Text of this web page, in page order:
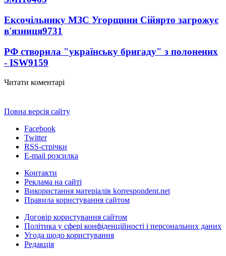
Ексочільнику МЗС Угорщини Сійярто загрожує
в'язниця9731
РФ створила "українську бригаду" з полонених
- ISW9159
Читати коментарі
Повна версія сайту
Facebook
Twitter
RSS-стрічки
E-mail розсилка
Контакти
Реклама на сайті
Використання матеріалів korrespondent.net
Правила користування сайтом
Договір користування сайтом
Політика у сфері конфіденційності і персональних даних
Угода щодо користування
Редакція